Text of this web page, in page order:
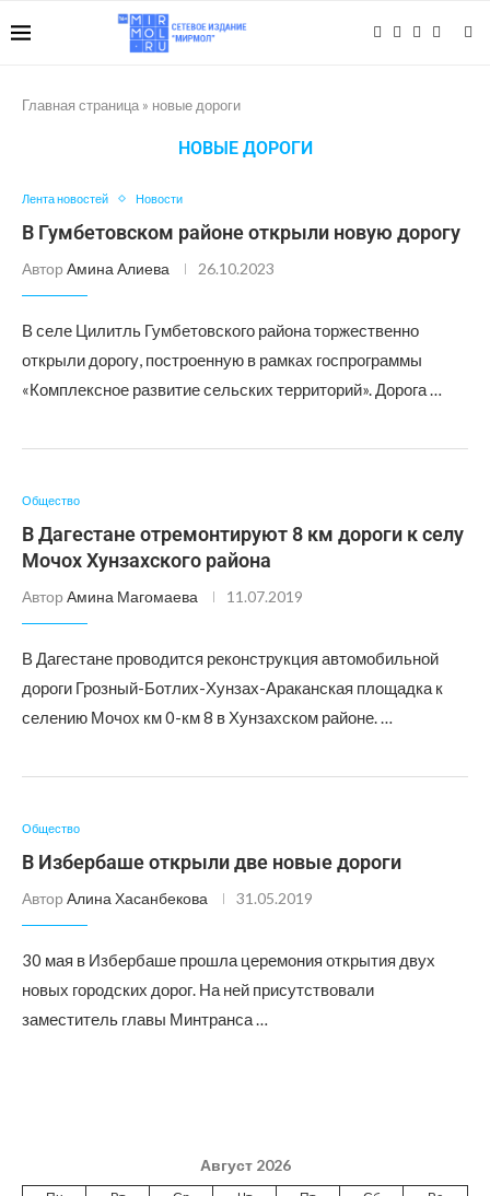
Главная страница » новые дороги
НОВЫЕ ДОРОГИ
Лента новостей Новости
В Гумбетовском районе открыли новую дорогу
Автор Амина Алиева 26.10.2023
В селе Цилитль Гумбетовского района торжественно
открыли дорогу, построенную в рамках госпрограммы
«Комплексное развитие сельских территорий». Дорога …
Общество
В Дагестане отремонтируют 8 км дороги к селу
Мочох Хунзахского района
Автор Амина Магомаева 11.07.2019
В Дагестане проводится реконструкция автомобильной
дороги Грозный-Ботлих-Хунзах-Араканская площадка к
селению Мочох км 0-км 8 в Хунзахском районе. …
Общество
В Избербаше открыли две новые дороги
Автор Алина Хасанбекова 31.05.2019
30 мая в Избербаше прошла церемония открытия двух
новых городских дорог. На ней присутствовали
заместитель главы Минтранса …
Август 2026